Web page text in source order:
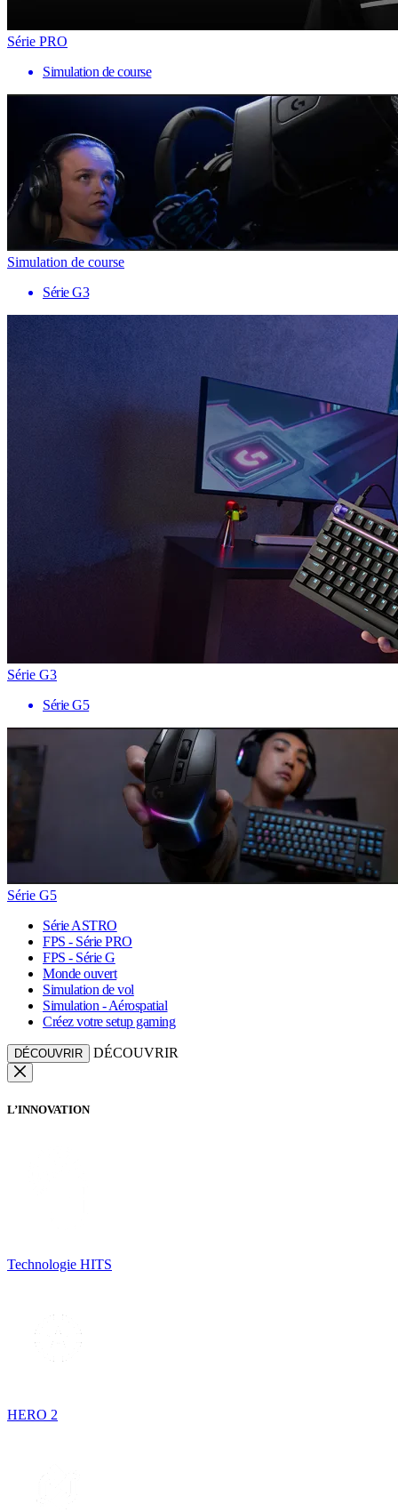
Série PRO
Simulation de course
Simulation de course
Série G3
Série G3
Série G5
Série G5
Série ASTRO
FPS - Série PRO
FPS - Série G
Monde ouvert
Simulation de vol
Simulation - Aérospatial
Créez votre setup gaming
DÉCOUVRIR DÉCOUVRIR
L’INNOVATION
Technologie HITS
HERO 2